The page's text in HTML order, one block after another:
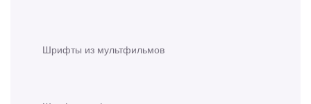
Шрифты из мультфильмов